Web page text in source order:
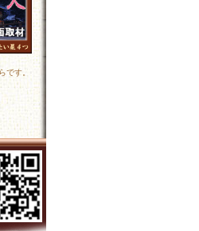
です。